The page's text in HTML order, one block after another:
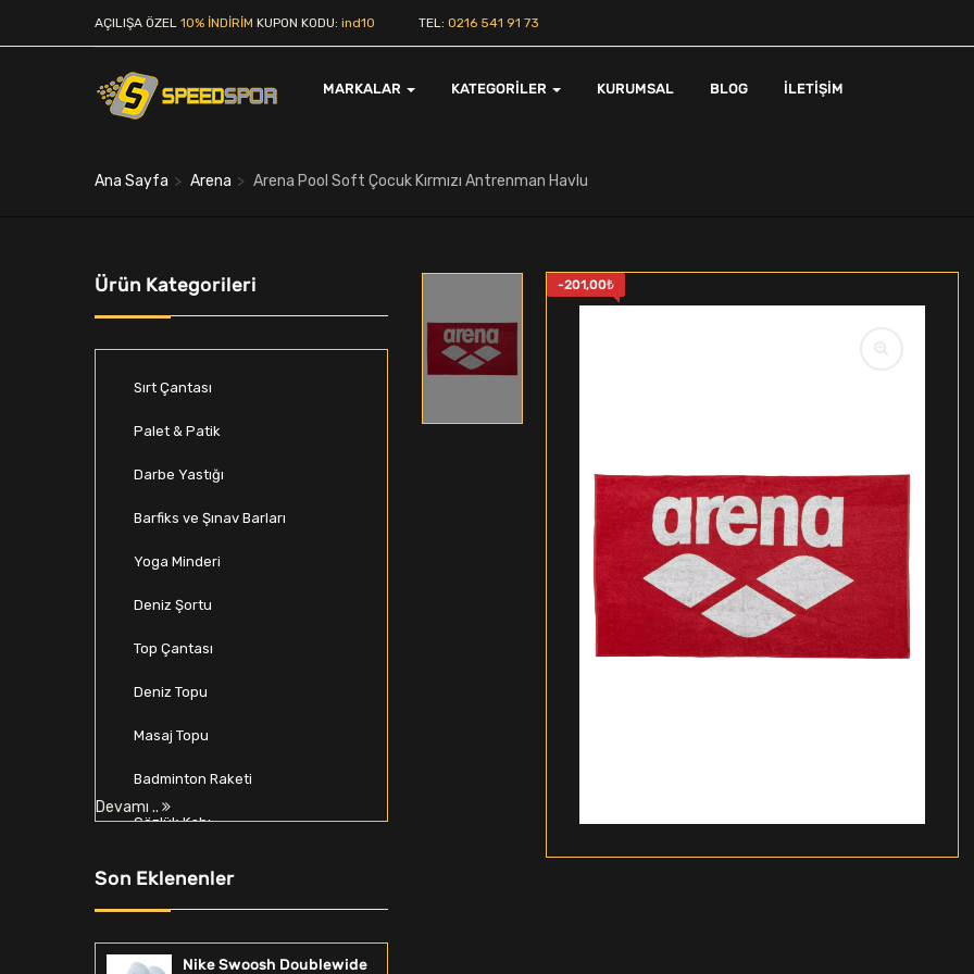
AÇILIŞA ÖZEL 10% İNDİRİM KUPON KODU: ind10 TEL: 0216 541 91 73
MARKALAR KATEGORILER KURUMSAL BLOG İLETIŞIM
Ana Sayfa Arena Arena Pool Soft Çocuk Kırmızı Antrenman Havlu
Ürün Kategorileri
Sırt Çantası
Palet & Patik
Darbe Yastığı
Barfiks ve Şınav Barları
Yoga Minderi
Deniz Şortu
Top Çantası
Deniz Topu
Masaj Topu
Badminton Raketi
Gözlük Kabı
Spor Softshell & Polar
Zıplama Kutusu
Devamı ..
Son Eklenenler
Nike Swoosh Doublewide
-201,00₺